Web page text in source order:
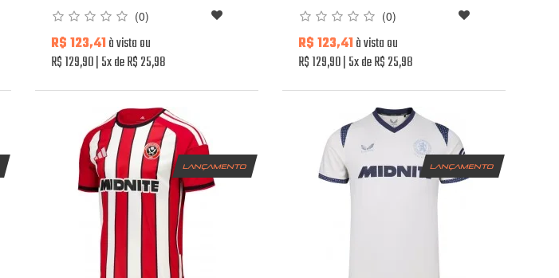
(0)
R$ 123,41à vista ou
R$ 129,90 5x de R$ 25,98
(0)
R$ 123,41à vista ou
R$ 129,90 5x de R$ 25,98
lançamento lançamento